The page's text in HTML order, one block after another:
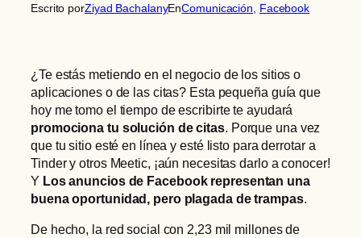
Escrito porZiyad BachalanyEnComunicación Facebook
¿Te estás metiendo en el negocio de los sitios o
aplicaciones o de las citas? Esta pequeña guía que
hoy me tomo el tiempo de escribirte te ayudará
promociona tu solución de citas. Porque una vez
que tu sitio esté en línea y esté listo para derrotar a
Tinder y otros Meetic, ¡aún necesitas darlo a conocer!
Y Los anuncios de Facebook representan una
buena oportunidad, pero plagada de trampas.
De hecho, la red social con 2,23 mil millones de